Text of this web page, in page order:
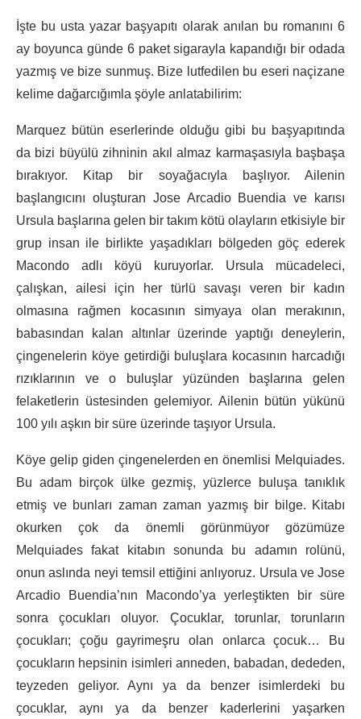
İşte bu usta yazar başyapıtı olarak anılan bu romanını 6
ay boyunca günde 6 paket sigarayla kapandığı bir odada
yazmış ve bize sunmuş. Bize lutfedilen bu eseri naçizane
kelime dağarcığımla şöyle anlatabilirim:
Marquez bütün eserlerinde olduğu gibi bu başyapıtında
da bizi büyülü zihninin akıl almaz karmaşasıyla başbaşa
bırakıyor. Kitap bir soyağacıyla başlıyor. Ailenin
başlangıcını oluşturan Jose Arcadio Buendia ve karısı
Ursula başlarına gelen bir takım kötü olayların etkisiyle bir
grup insan ile birlikte yaşadıkları bölgeden göç ederek
Macondo adlı köyü kuruyorlar. Ursula mücadeleci,
çalışkan, ailesi için her türlü savaşı veren bir kadın
olmasına rağmen kocasının simyaya olan merakının,
babasından kalan altınlar üzerinde yaptığı deneylerin,
çingenelerin köye getirdiği buluşlara kocasının harcadığı
rızıklarının ve o buluşlar yüzünden başlarına gelen
felaketlerin üstesinden gelemiyor. Ailenin bütün yükünü
100 yılı aşkın bir süre üzerinde taşıyor Ursula.
Köye gelip giden çingenelerden en önemlisi Melquiades.
Bu adam birçok ülke gezmiş, yüzlerce buluşa tanıklık
etmiş ve bunları zaman zaman yazmış bir bilge. Kitabı
okurken çok da önemli görünmüyor gözümüze
Melquiades fakat kitabın sonunda bu adamın rolünü,
onun aslında neyi temsil ettiğini anlıyoruz. Ursula ve Jose
Arcadio Buendia’nın Macondo’ya yerleştikten bir süre
sonra çocukları oluyor. Çocuklar, torunlar, torunların
çocukları; çoğu gayrimeşru olan onlarca çocuk… Bu
çocukların hepsinin isimleri anneden, babadan, dededen,
teyzeden geliyor. Aynı ya da benzer isimlerdeki bu
çocuklar, aynı ya da benzer kaderlerini yaşarken